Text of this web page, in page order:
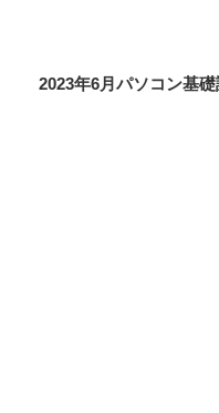
2023年6月パソコン基